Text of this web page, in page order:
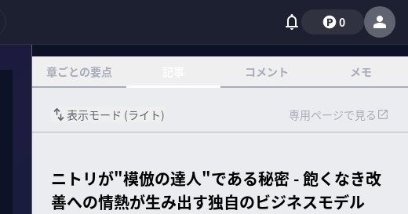
0
章ごとの要点 コメント メモ
表示モード (ライト) 専用ページで見る
ニトリが"模倣の達人"である秘密 - 飽くなき改
善への情熱が生み出す独自のビジネスモデル